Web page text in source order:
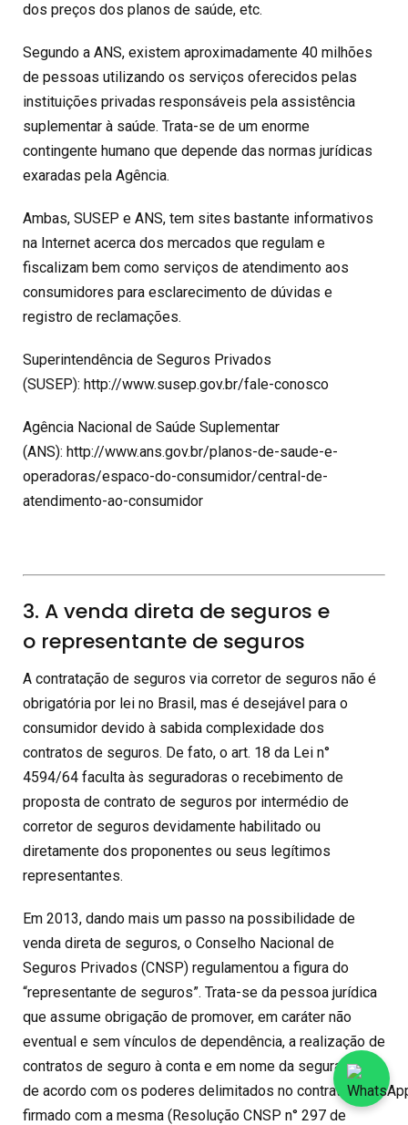
dos preços dos planos de saúde, etc.
Segundo a ANS, existem aproximadamente 40 milhões
de pessoas utilizando os serviços oferecidos pelas
instituições privadas responsáveis pela assistência
suplementar à saúde. Trata-se de um enorme
contingente humano que depende das normas jurídicas
exaradas pela Agência.
Ambas, SUSEP e ANS, tem sites bastante informativos
na Internet acerca dos mercados que regulam e
fiscalizam bem como serviços de atendimento aos
consumidores para esclarecimento de dúvidas e
registro de reclamações.
Superintendência de Seguros Privados
(SUSEP): http://www.susep.gov.br/fale-conosco
Agência Nacional de Saúde Suplementar
(ANS): http://www.ans.gov.br/planos-de-saude-e-
operadoras/espaco-do-consumidor/central-de-
atendimento-ao-consumidor
3. A venda direta de seguros e
o representante de seguros
A contratação de seguros via corretor de seguros não é
obrigatória por lei no Brasil, mas é desejável para o
consumidor devido à sabida complexidade dos
contratos de seguros. De fato, o art. 18 da Lei n°
4594/64 faculta às seguradoras o recebimento de
proposta de contrato de seguros por intermédio de
corretor de seguros devidamente habilitado ou
diretamente dos proponentes ou seus legítimos
representantes.
Em 2013, dando mais um passo na possibilidade de
venda direta de seguros, o Conselho Nacional de
Seguros Privados (CNSP) regulamentou a figura do
“representante de seguros”. Trata-se da pessoa jurídica
que assume obrigação de promover, em caráter não
eventual e sem vínculos de dependência, a realização de
contratos de seguro à conta e em nome da seguradora e
de acordo com os poderes delimitados no contrato
firmado com a mesma (Resolução CNSP n° 297 de